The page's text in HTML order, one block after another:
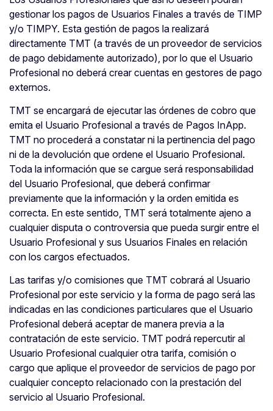
gestionar los pagos de Usuarios Finales a través de TIMP
y/o TIMPY. Esta gestión de pagos la realizará
directamente TMT (a través de un proveedor de servicios
de pago debidamente autorizado), por lo que el Usuario
Profesional no deberá crear cuentas en gestores de pago
externos.
TMT se encargará de ejecutar las órdenes de cobro que
emita el Usuario Profesional a través de Pagos InApp.
TMT no procederá a constatar ni la pertinencia del pago
ni de la devolución que ordene el Usuario Profesional.
Toda la información que se cargue será responsabilidad
del Usuario Profesional, que deberá confirmar
previamente que la información y la orden emitida es
correcta. En este sentido, TMT será totalmente ajeno a
cualquier disputa o controversia que pueda surgir entre el
Usuario Profesional y sus Usuarios Finales en relación
con los cargos efectuados.
Las tarifas y/o comisiones que TMT cobrará al Usuario
Profesional por este servicio y la forma de pago será las
indicadas en las condiciones particulares que el Usuario
Profesional deberá aceptar de manera previa a la
contratación de este servicio. TMT podrá repercutir al
Usuario Profesional cualquier otra tarifa, comisión o
cargo que aplique el proveedor de servicios de pago por
cualquier concepto relacionado con la prestación del
servicio al Usuario Profesional.